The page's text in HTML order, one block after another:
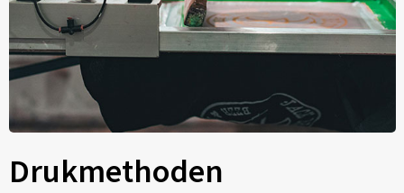
Drukmethoden